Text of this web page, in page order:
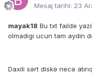
Mesaj tarihi: 23
mayak18 Bu txt failde
olmadigi ucun tam aydin
Daxili sərt diskə necə